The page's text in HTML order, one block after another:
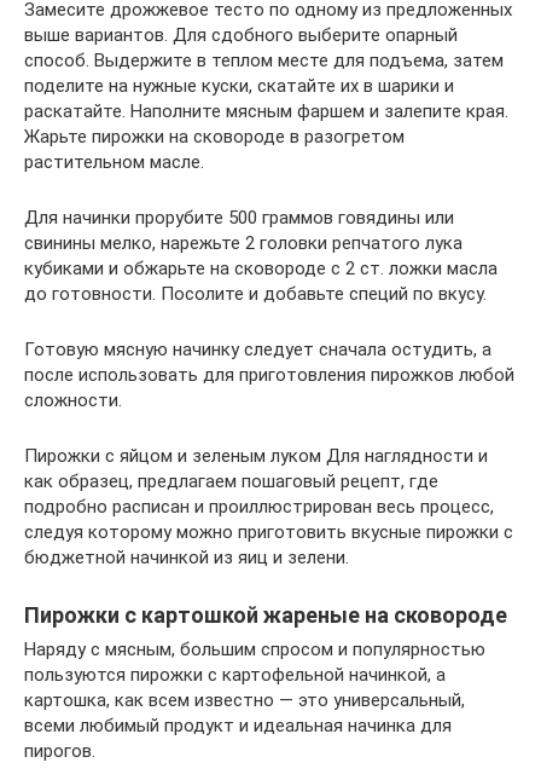
Замесите дрожжевое тесто по одному из предложенных
выше вариантов. Для сдобного выберите опарный
способ. Выдержите в теплом месте для подъема, затем
поделите на нужные куски, скатайте их в шарики и
раскатайте. Наполните мясным фаршем и залепите края.
Жарьте пирожки на сковороде в разогретом
растительном масле.
Для начинки прорубите 500 граммов говядины или
свинины мелко, нарежьте 2 головки репчатого лука
кубиками и обжарьте на сковороде с 2 ст. ложки масла
до готовности. Посолите и добавьте специй по вкусу.
Готовую мясную начинку следует сначала остудить, а
после использовать для приготовления пирожков любой
сложности.
Пирожки с яйцом и зеленым луком Для наглядности и
как образец, предлагаем пошаговый рецепт, где
подробно расписан и проиллюстрирован весь процесс,
следуя которому можно приготовить вкусные пирожки с
бюджетной начинкой из яиц и зелени.
Пирожки с картошкой жареные на сковороде
Наряду с мясным, большим спросом и популярностью
пользуются пирожки с картофельной начинкой, а
картошка, как всем известно — это универсальный,
всеми любимый продукт и идеальная начинка для
пирогов.